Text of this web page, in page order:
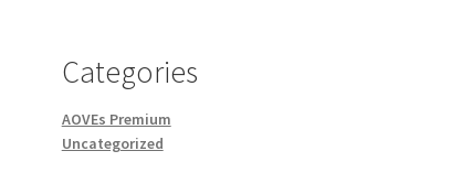
Categories
AOVEs Premium
Uncategorized